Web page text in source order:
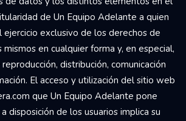
de Un Equipo Adelante a quien
ejercicio exclusivo de los derechos de
en cualquier forma y, en especial,
distribución, comunicación
El acceso y utilización del sitio web
que Un Equipo Adelante pone
disposición de los usuarios implica su